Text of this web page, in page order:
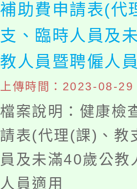
補助費申請表(代
支、臨時人員及
教人員暨聘僱人
上傳時間：2023-08-
檔案說明：健康檢
請表(代理(課)、教
員及未滿40歲公教
人員適用